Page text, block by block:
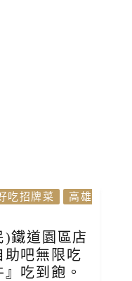
吃招牌菜
高雄
)鐵道園區店
助吧無限吃
』吃到飽。